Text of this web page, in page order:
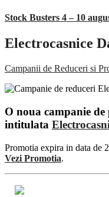
Stock Busters 4 – 10
Electrocasnice
Campanii de Reduceri si
O noua campanie
intitulata
Promotia expira in data de
Vezi Promotia.